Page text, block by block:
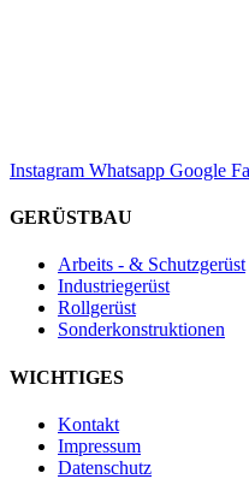
Instagram Whatsapp Google
GERÜSTBAU
Arbeits - & Schutzgerüst
Industriegerüst
Rollgerüst
Sonderkonstruktionen
WICHTIGES
Kontakt
Impressum
Datenschutz